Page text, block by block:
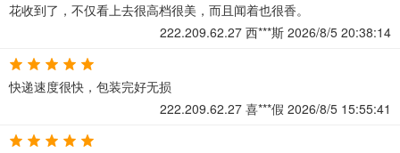
花收到了，不仅看上去很高档很美，而且闻着也很香。
222.209.62.27 西***斯 2026/8/5 20:38:14
快递速度很快，包装完好无损
222.209.62.27 喜***假 2026/8/5 15:55:41